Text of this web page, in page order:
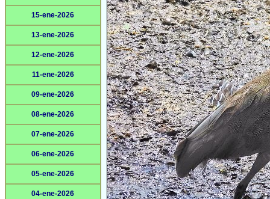
15-ene-2026
13-ene-2026
12-ene-2026
11-ene-2026
09-ene-2026
08-ene-2026
07-ene-2026
06-ene-2026
05-ene-2026
04-ene-2026